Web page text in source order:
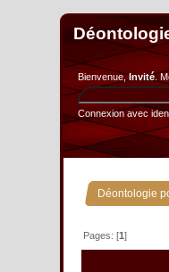
Bienvenue,Invité.
Connexion avec
Déontologie
Pages: [1]